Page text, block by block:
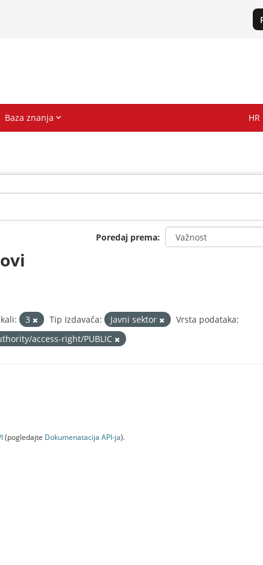
Poredaj prema
3 Tip Izdavača: Javni sektor
Vrsta podataka:
access-right/PUBLIC
(pogledajte Dokumenаtаcijа API-jа).